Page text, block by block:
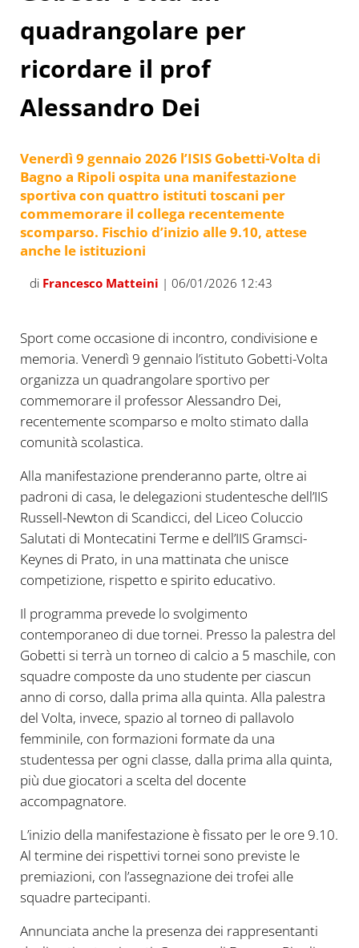
quadrangolare per
ricordare il prof
Alessandro Dei
Venerdì 9 gennaio 2026 l’ISIS Gobetti-Volta di
Bagno a Ripoli ospita una manifestazione
sportiva con quattro istituti toscani per
commemorare il collega recentemente
scomparso. Fischio d’inizio alle 9.10, attese
anche le istituzioni
di Francesco Matteini | 06/01/2026 12:43
Sport come occasione di incontro, condivisione e
memoria. Venerdì 9 gennaio l’istituto Gobetti-Volta
organizza un quadrangolare sportivo per
commemorare il professor Alessandro Dei,
recentemente scomparso e molto stimato dalla
comunità scolastica.
Alla manifestazione prenderanno parte, oltre ai
padroni di casa, le delegazioni studentesche dell’IIS
Russell-Newton di Scandicci, del Liceo Coluccio
Salutati di Montecatini Terme e dell’IIS Gramsci-
Keynes di Prato, in una mattinata che unisce
competizione, rispetto e spirito educativo.
Il programma prevede lo svolgimento
contemporaneo di due tornei. Presso la palestra del
Gobetti si terrà un torneo di calcio a 5 maschile, con
squadre composte da uno studente per ciascun
anno di corso, dalla prima alla quinta. Alla palestra
del Volta, invece, spazio al torneo di pallavolo
femminile, con formazioni formate da una
studentessa per ogni classe, dalla prima alla quinta,
più due giocatori a scelta del docente
accompagnatore.
L’inizio della manifestazione è fissato per le ore 9.10.
Al termine dei rispettivi tornei sono previste le
premiazioni, con l’assegnazione dei trofei alle
squadre partecipanti.
Annunciata anche la presenza dei rappresentanti